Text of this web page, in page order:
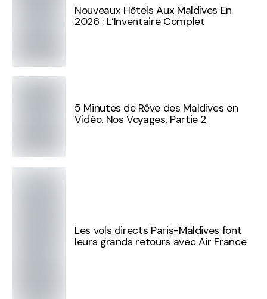
Nouveaux Hôtels Aux Maldives En
2026 : L’Inventaire Complet
5 Minutes de Rêve des Maldives en
Vidéo. Nos Voyages. Partie 2
Les vols directs Paris-Maldives font
leurs grands retours avec Air France